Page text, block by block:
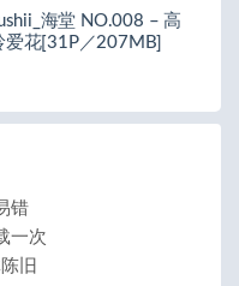
海堂 NO.008 – 高
爱花[31P／207MB]
错
一次
旧